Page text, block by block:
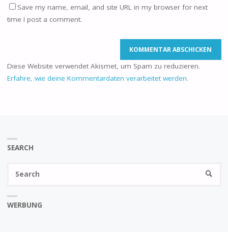
Save my name, email, and site URL in my browser for next
time I post a comment.
Diese Website verwendet Akismet, um Spam zu reduzieren.
Erfahre, wie deine Kommentardaten verarbeitet werden.
SEARCH
WERBUNG